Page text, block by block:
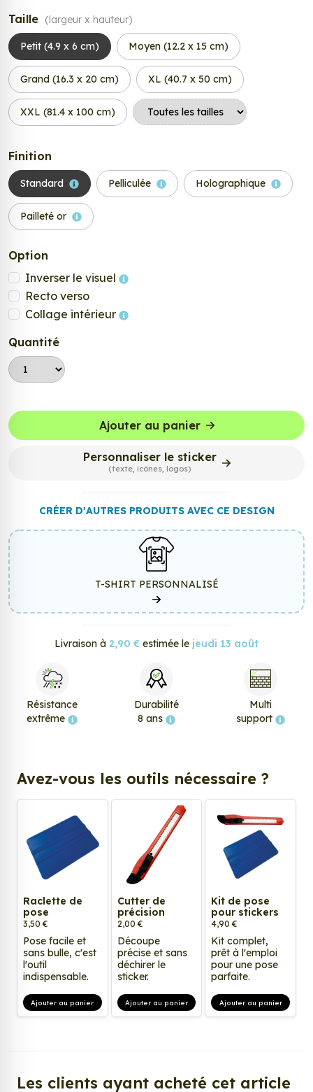
Taille (largeur x hauteur)
Petit (4.9 x 6 cm) Moyen (12.2 x 15 cm)
Grand (16.3 x 20 cm) XL (40.7 x 50 cm)
XXL (81.4 x 100 cm)
Finition
Standard Pelliculée Holographique
Pailleté or
Option
Inverser le visuel
Recto verso
Collage intérieur
Quantité
Ajouter au panier
Personnaliser le sticker
(texte, icônes, logos)
CRÉER D'AUTRES PRODUITS AVEC CE DESIGN
T-SHIRT PERSONNALISÉ
Livraison à 2,90 € estimée le jeudi 13 août
Résistance
extrême
Durabilité
8 ans
Multi
support
Avez-vous les outils nécessaire ?
Raclette de
pose
3,50 €
Pose facile et
sans bulle, c'est
l'outil
indispensable.
Ajouter au panier
Cutter de
précision
2,00 €
Découpe
précise et sans
déchirer le
sticker.
Ajouter au panier
Kit de pose
pour stickers
4,90 €
Kit complet,
prêt à l'emploi
pour une pose
parfaite.
Ajouter au panier
Les clients ayant acheté cet article